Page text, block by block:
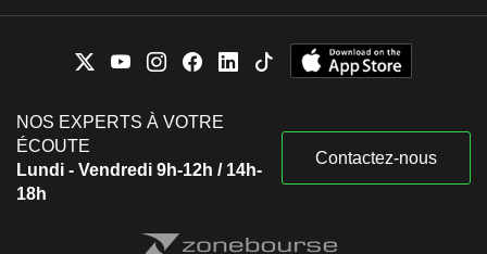
NOS EXPERTS À VOTRE
ÉCOUTE
Lundi - Vendredi 9h-12h / 14h-
18h
Contactez-nous